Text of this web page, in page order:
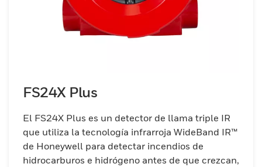
FS24X Plus
El FS24X Plus es un detector de llama triple IR
que utiliza la tecnología infrarroja WideBand IR™
de Honeywell para detectar incendios de
hidrocarburos e hidrógeno antes de que crezcan,